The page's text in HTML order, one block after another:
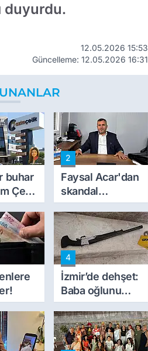
duyurdu.
12.05.2026 15:53
Güncelleme: 12.05.2026 16:31
buhar
Çelik
2
Faysal Acar'dan
skandal
açıklamalar:
'Haluk Levent
peynircilerimizi
de kıskaca aldı,
müdahale ettik'
4
İzmir’de dehşet:
Baba oğlunu
vurdu